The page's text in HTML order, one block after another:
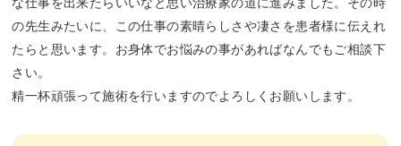
の先生みたいに、この仕事の素晴らしさや凄さを患者様に伝えれ
たらと思います。お身体でお悩みの事があればなんでもご相談下
さい。
精一杯頑張って施術を行いますのでよろしくお願いします。